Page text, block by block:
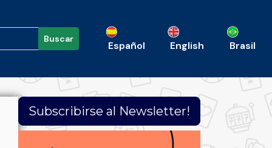
Buscar
Español English Brasil
Subscribirse al Newsletter!